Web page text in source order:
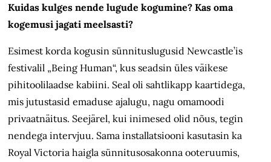
Kuidas kulges nende lugude kogumine? Kas oma
kogemusi jagati meelsasti?
Esimest korda kogusin sünnituslugusid Newcastle’is
festivalil „Being Human“, kus seadsin üles väikese
pihitoolilaadse kabiini. Seal oli sahtlikapp kaartidega,
mis jutustasid emaduse ajalugu, nagu omamoodi
privaatnäitus. Seejärel, kui inimesed olid nõus, tegin
nendega intervjuu. Sama installatsiooni kasutasin ka
Royal Victoria haigla sünnitusosakonna ooteruumis,